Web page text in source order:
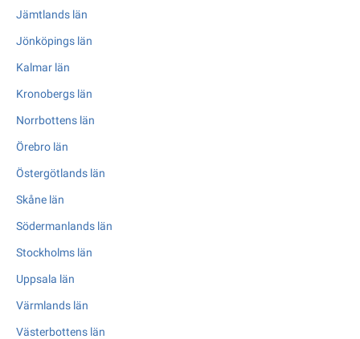
Jämtlands län
Jönköpings län
Kalmar län
Kronobergs län
Norrbottens län
Örebro län
Östergötlands län
Skåne län
Södermanlands län
Stockholms län
Uppsala län
Värmlands län
Västerbottens län